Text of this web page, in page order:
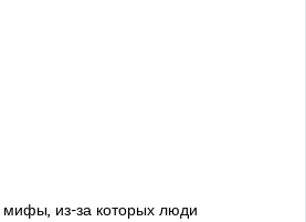
из-за которых люди